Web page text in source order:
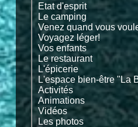
Etat d'esprit
Le camping
Venez quand vous
Voyagez léger!
Vos enfants
Le restaurant
L'épicerie
L'espace bien-être "La
Activités
Animations
Vidéos
Les photos